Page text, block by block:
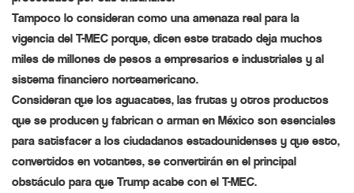
Tampoco lo consideran como una amenaza real para la
vigencia del T-MEC porque, dicen este tratado deja muchos
miles de millones de pesos a empresarios e industriales y al
sistema financiero norteamericano.
Consideran que los aguacates, las frutas y otros productos
que se producen y fabrican o arman en México son esenciales
para satisfacer a los ciudadanos estadounidenses y que esto,
convertidos en votantes, se convertirán en el principal
obstáculo para que Trump acabe con el T-MEC.